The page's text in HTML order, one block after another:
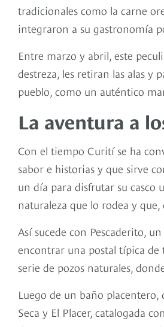
tradicionales como la carne
integraron a su gastronomía
Entre marzo y abril, este
destreza, les retiran las alas y
pueblo, como un auténtico
La aventura a
Con el tiempo Curití se ha
sabor e historias y que sirve
un día para disfrutar su casco
naturaleza que lo rodea y
Así sucede con Pescaderito,
encontrar una postal típica de
serie de pozos naturales,
Luego de un baño placentero,
Seca y El Placer, catalogada